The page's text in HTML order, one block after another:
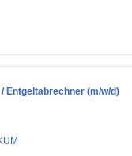
Entgeltabrechner (m/w/d)